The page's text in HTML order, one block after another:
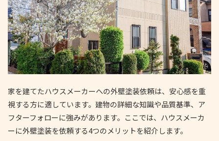
家を建てたハウスメーカーへの外壁塗装依頼は、安心感を重
視する方に適しています。建物の詳細な知識や品質基準、ア
フターフォローに強みがあります。ここでは、ハウスメーカ
ーに外壁塗装を依頼する4つのメリットを紹介します。